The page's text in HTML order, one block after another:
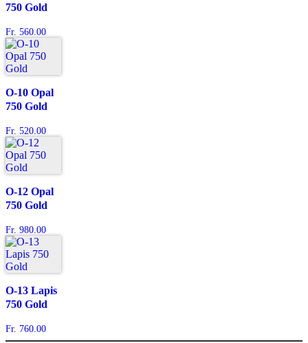
750 Gold
Fr. 560.00
O-10 Opal
750 Gold
Fr. 520.00
O-12 Opal
750 Gold
Fr. 980.00
O-13 Lapis
750 Gold
Fr. 760.00